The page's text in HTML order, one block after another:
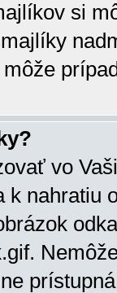
si
vo
k nahratiu